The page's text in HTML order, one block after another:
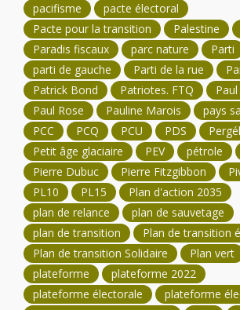
pacifisme
pacte électoral
Pacte pour la transition
Palestine
Paradis fiscaux
parc nature
Parti
parti de gauche
Parti de la rue
Patrick Bond
Patriotes. FTQ
Paul Rose
Pauline Marois
pays
PCC
PCQ PCU PDS
Petit âge glaciaire
PEV pétrole
Pierre Dubuc
Pierre Fitzgibbon
PL10
PL15
Plan d'action 2035
plan de relance
plan de sauvetage
plan de transition
Plan de transition
Plan de transition Solidaire
Plan vert
plateforme
plateforme 2022
plateforme électorale
plateforme